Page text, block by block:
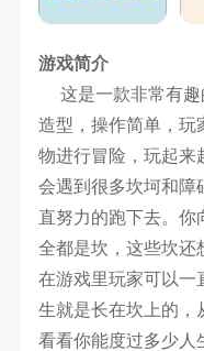
游戏简介
这是一款非常有趣
造型，操作简单，玩
物进行冒险，玩起来
会遇到很多坎坷和障
直努力的跑下去。你
全都是坎，这些坎还
在游戏里玩家可以一
生就是长在坎上的，
看看你能度过多少人